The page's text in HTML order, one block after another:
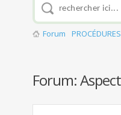
Forum PROCÉDURES
Forum: